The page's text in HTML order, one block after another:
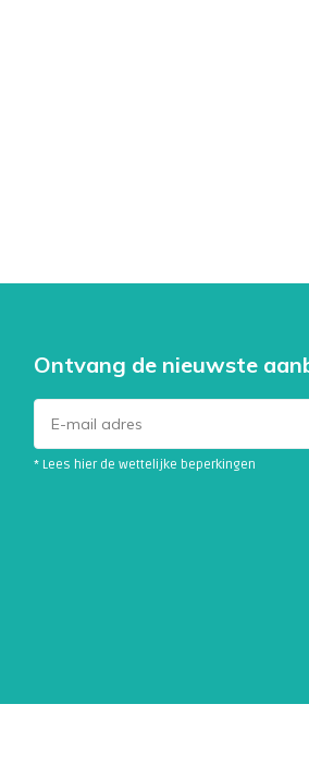
Ontvang de nieuwste
* Lees hier de wettelijke beperkingen